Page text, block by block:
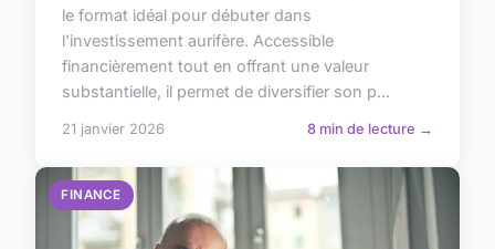
le format idéal pour débuter dans
l'investissement aurifère. Accessible
financièrement tout en offrant une valeur
substantielle, il permet de diversifier son p...
21 janvier 2026 8 min de lecture →
FINANCE